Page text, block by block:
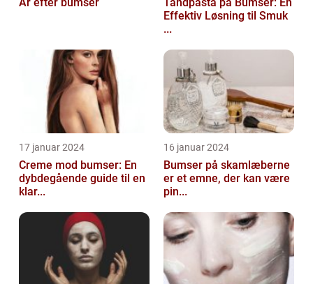
Effektiv Løsning til Smuk
...
17 januar 2024
Creme mod bumser: En
dybdegående guide til en
klar...
16 januar 2024
Bumser på skamlæberne
er et emne, der kan være
pin...